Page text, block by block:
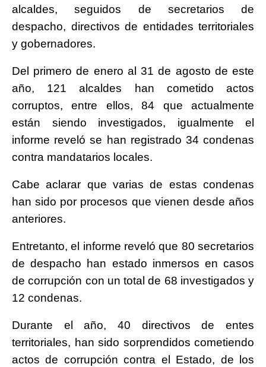
alcaldes, seguidos de secretarios de
despacho, directivos de entidades territoriales
y gobernadores.
Del primero de enero al 31 de agosto de este
año, 121 alcaldes han cometido actos
corruptos, entre ellos, 84 que actualmente
están siendo investigados, igualmente el
informe reveló se han registrado 34 condenas
contra mandatarios locales.
Cabe aclarar que varias de estas condenas
han sido por procesos que vienen desde años
anteriores.
Entretanto, el informe reveló que 80 secretarios
de despacho han estado inmersos en casos
de corrupción con un total de 68 investigados y
12 condenas.
Durante el año, 40 directivos de entes
territoriales, han sido sorprendidos cometiendo
actos de corrupción contra el Estado, de los